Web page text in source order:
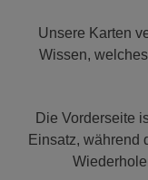
Unsere Karten
Wissen,
Die Vorderseite
Einsatz, während